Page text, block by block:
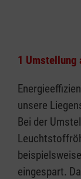
1 Umstellung
unsere
Bei der
eingespart.